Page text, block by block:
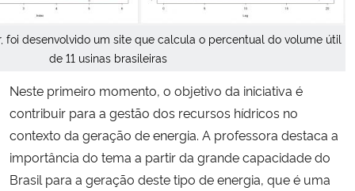
foi desenvolvido um site que calcula o percentual do volume útil
de 11 usinas brasileiras
Neste primeiro momento, o objetivo da iniciativa é
contribuir para a gestão dos recursos hídricos no
contexto da geração de energia. A professora destaca a
importância do tema a partir da grande capacidade do
Brasil para a geração deste tipo de energia, que é uma